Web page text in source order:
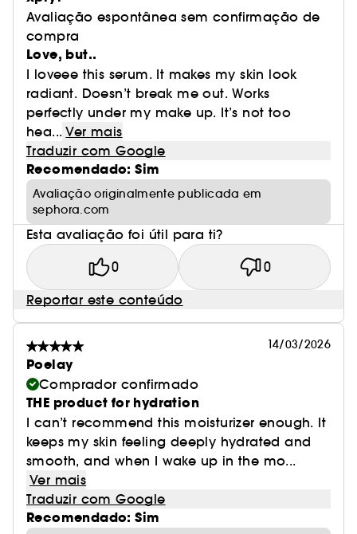
Avaliação espontânea sem confirmação de
compra
Love, but..
I loveee this serum. It makes my skin look
radiant. Doesn’t break me out. Works
perfectly under my make up. It’s not too
hea... Ver mais
Traduzir com Google
Recomendado: Sim
Avaliação originalmente publicada em
sephora.com
Esta avaliação foi útil para ti?
0 0
Reportar este conteúdo
14/03/2026
Poelay
Comprador confirmado
THE product for hydration
I can’t recommend this moisturizer enough. It
keeps my skin feeling deeply hydrated and
smooth, and when I wake up in the mo...
Ver mais
Traduzir com Google
Recomendado: Sim